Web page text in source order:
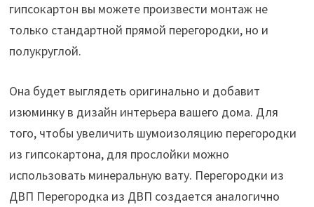
гипсокартон вы можете произвести монтаж не
только стандартной прямой перегородки, но и
полукруглой.
Она будет выглядеть оригинально и добавит
изюминку в дизайн интерьера вашего дома. Для
того, чтобы увеличить шумоизоляцию перегородки
из гипсокартона, для прослойки можно
использовать минеральную вату. Перегородки из
ДВП Перегородка из ДВП создается аналогично